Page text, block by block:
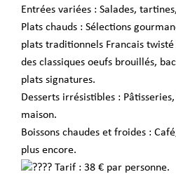
Entrées variées : Salades,
Plats chauds : Sélections
plats traditionnels Francais
des classiques oeufs brouillés,
plats signatures.
Desserts irrésistibles :
maison.
Boissons chaudes et froides :
plus encore.
Tarif : 38 € par personne.